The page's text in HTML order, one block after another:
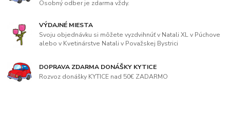
Osobný odber je zdarma vždy.
VÝDAJNÉ MIESTA
Svoju objednávku si môžete vyzdvihnúť v Natali XL v Púchove
alebo v Kvetinárstve Natali v Považskej Bystrici
DOPRAVA ZDARMA DONÁŠKY KYTICE
Rozvoz donášky KYTICE nad 50€ ZADARMO